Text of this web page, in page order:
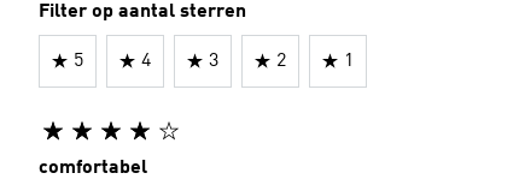
Filter op aantal sterren
5 4 3 2 1
comfortabel